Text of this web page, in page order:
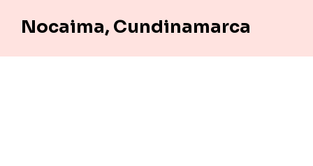
Nocaima, Cundinamarca